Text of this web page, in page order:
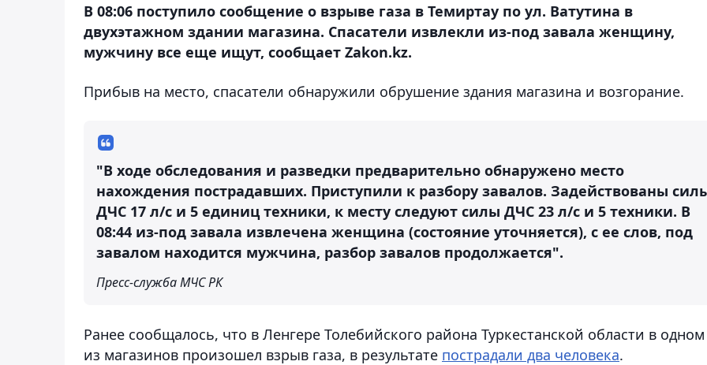
В 08:06 поступило сообщение о взрыве газа в Темиртау по ул. Ватутина в
двухэтажном здании магазина. Спасатели извлекли из-под завала женщину,
мужчину все еще ищут, сообщает Zakon.kz.
Прибыв на место, спасатели обнаружили обрушение здания магазина и возгорание.
"В ходе обследования и разведки предварительно обнаружено место
нахождения пострадавших. Приступили к разбору завалов. Задействованы
ДЧС 17 л/с и 5 единиц техники, к месту следуют силы ДЧС 23 л/с и 5 техники. В
08:44 из-под завала извлечена женщина (состояние уточняется), с ее слов, под
завалом находится мужчина, разбор завалов продолжается".
Пресс-служба МЧС РК
Ранее сообщалось, что в Ленгере Толебийского района Туркестанской области в одном
из магазинов произошел взрыв газа, в результате пострадали два человека.